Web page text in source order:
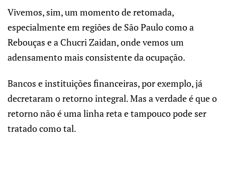
Vivemos, sim, um momento de retomada,
especialmente em regiões de São Paulo como a
Rebouças e a Chucri Zaidan, onde vemos um
adensamento mais consistente da ocupação.
Bancos e instituições financeiras, por exemplo, já
decretaram o retorno integral. Mas a verdade é que o
retorno não é uma linha reta e tampouco pode ser
tratado como tal.